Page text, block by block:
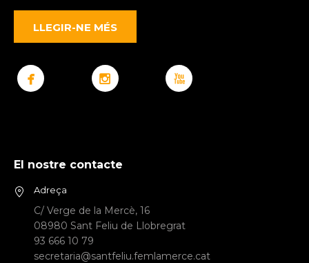
LLEGIR-NE MÉS
El nostre contacte
Adreça
C/ Verge de la Mercè, 16
08980 Sant Feliu de Llobregrat
93 666 10 79
secretaria@santfeliu.femlamerce.cat